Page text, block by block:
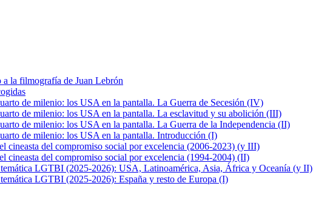
la filmografía de Juan Lebrón
de milenio: los USA en la pantalla. La Guerra de Secesión (IV)
de milenio: los USA en la pantalla. La esclavitud y su abolición (III)
de milenio: los USA en la pantalla. La Guerra de la Independencia (II)
de milenio: los USA en la pantalla. Introducción (I)
cineasta del compromiso social por excelencia (2006-2023) (y III)
cineasta del compromiso social por excelencia (1994-2004) (II)
LGTBI (2025-2026): USA, Latinoamérica, Asia, África y Oceanía (y II)
LGTBI (2025-2026): España y resto de Europa (I)